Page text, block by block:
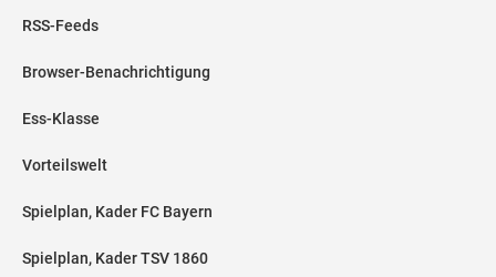
RSS-Feeds
Browser-Benachrichtigung
Ess-Klasse
Vorteilswelt
Spielplan, Kader FC Bayern
Spielplan, Kader TSV 1860